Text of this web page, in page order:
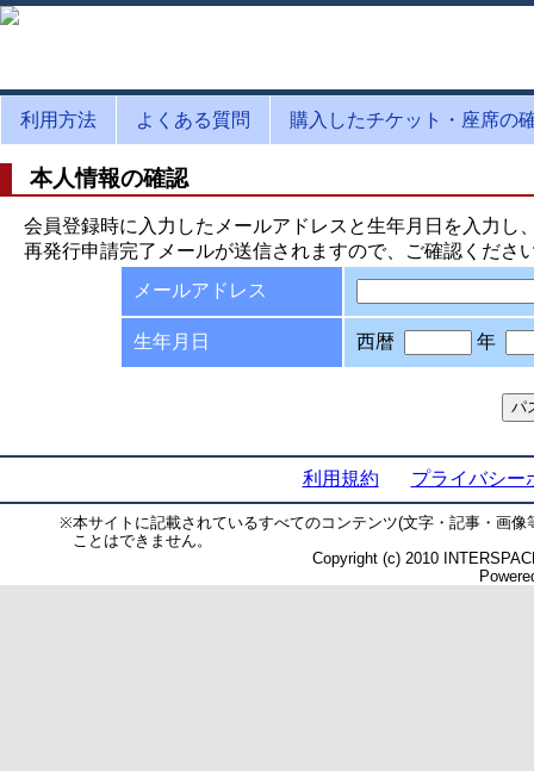
利用方法 よくある質問 購入したチケット・座席の
本人情報の確認
会員登録時に入力したメールアドレスと生年月日を入力
再発行申請完了メールが送信されますので、ご確認くださ
メールアドレス
生年月日 西暦 年
利用規約 プライバシー
※本サイトに記載されているすべてのコンテンツ(文字・記事・画
ことはできません。
Copyright (c) 2010